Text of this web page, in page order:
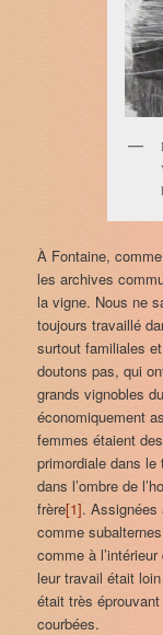
À Fontaine,
les archives
la vigne. Nous ne
toujours travaillé
surtout familiales
doutons pas, qui
grands vignobles
économiquement
femmes étaient
primordiale dans
dans l’ombre de
frère[1]. Assignées
comme
comme à
leur travail était
était très
courbées.